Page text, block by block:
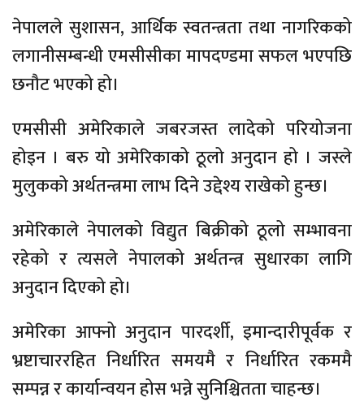
नेपालले सुशासन, आर्थिक स्वतन्त्रता तथा नागरिकको
लगानीसम्बन्धी एमसीसीका मापदण्डमा सफल भएपछि
छनौट भएको हो।
एमसीसी अमेरिकाले जबरजस्त लादेको परियोजना
होइन । बरु यो अमेरिकाको ठूलो अनुदान हो । जस्ले
मुलुकको अर्थतन्त्रमा लाभ दिने उद्देश्य राखेको हुन्छ।
अमेरिकाले नेपालको विद्युत बिक्रीको ठूलो सम्भावना
रहेको र त्यसले नेपालको अर्थतन्त्र सुधारका लागि
अनुदान दिएको हो।
अमेरिका आफ्नो अनुदान पारदर्शी, इमान्दारीपूर्वक र
भ्रष्टाचाररहित निर्धारित समयमै र निर्धारित रकममै
सम्पन्न र कार्यान्वयन होस भन्ने सुनिश्चितता चाहन्छ।